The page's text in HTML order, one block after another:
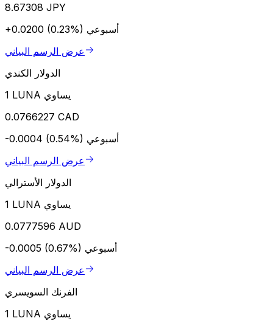
8.67308 JPY
+0.0200 (0.23%) أسبوعي
عرض الرسم البياني
الدولار الكندي
1 LUNA يساوي
0.0766227 CAD
-0.0004 (0.54%) أسبوعي
عرض الرسم البياني
الدولار الأسترالي
1 LUNA يساوي
0.0777596 AUD
-0.0005 (0.67%) أسبوعي
عرض الرسم البياني
الفرنك السويسري
1 LUNA يساوي